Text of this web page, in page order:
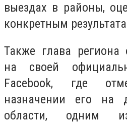
выездах в районы,
конкретным
Также глава региона
на своей
Facebook, где
назначении его на
области, одним